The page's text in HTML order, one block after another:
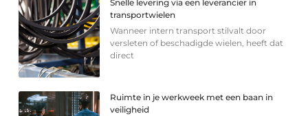
Snelle levering via een leverancier in
transportwielen
Wanneer intern transport stilvalt door
versleten of beschadigde wielen, heeft dat
direct
Ruimte in je werkweek met een baan in
veiligheid